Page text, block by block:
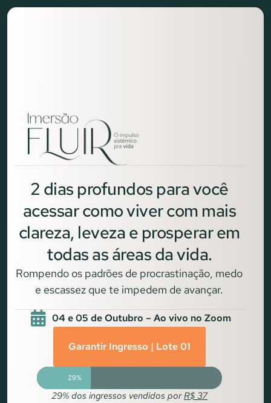
2 dias profundos para você
acessar como viver com mais
clareza, leveza e prosperar em
todas as áreas da vida.
Rompendo os padrões de procrastinação, medo
e escassez que te impedem de avançar.
04 e 05 de Outubro – Ao vivo no Zoom
Garantir Ingresso | Lote 01
29%
29% dos ingressos vendidos porR$ 37